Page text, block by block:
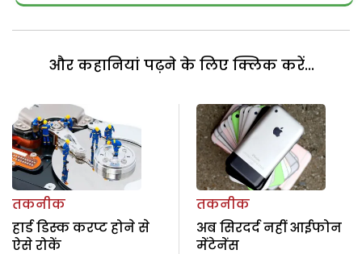
और कहानियां पढ़ने के लिए क्लिक करें...
तकनीक
हार्ड डिस्क करप्ट होने से
ऐसे रोकें
तकनीक
अब सिरदर्द नहीं आईफोन
मेंटेनेंस